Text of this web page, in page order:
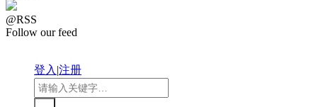
@RSS
Follow our feed
登入|注册